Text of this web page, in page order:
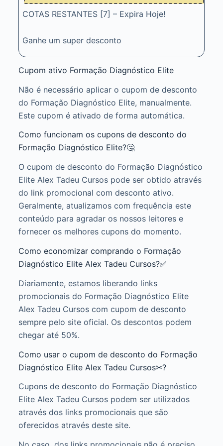
COTAS RESTANTES [7] – Expira Hoje!
Ganhe um super desconto
Cupom ativo Formação Diagnóstico Elite
Não é necessário aplicar o cupom de desconto
do Formação Diagnóstico Elite, manualmente.
Este cupom é ativado de forma automática.
Como funcionam os cupons de desconto do
Formação Diagnóstico Elite?🤔
O cupom de desconto do Formação Diagnóstico
Elite Alex Tadeu Cursos pode ser obtido através
do link promocional com desconto ativo.
Geralmente, atualizamos com frequência este
conteúdo para agradar os nossos leitores e
fornecer os melhores cupons do momento.
Como economizar comprando o Formação
Diagnóstico Elite Alex Tadeu Cursos?✅
Diariamente, estamos liberando links
promocionais do Formação Diagnóstico Elite
Alex Tadeu Cursos com cupom de desconto
sempre pelo site oficial. Os descontos podem
chegar até 50%.
Como usar o cupom de desconto do Formação
Diagnóstico Elite Alex Tadeu Cursos✂?
Cupons de desconto do Formação Diagnóstico
Elite Alex Tadeu Cursos podem ser utilizados
através dos links promocionais que são
oferecidos através deste site.